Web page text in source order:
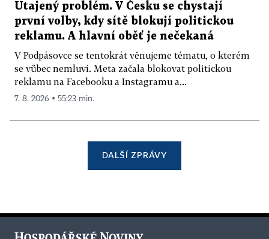
Utajený problém. V Česku se chystají
první volby, kdy sítě blokují politickou
reklamu. A hlavní oběť je nečekaná
V Podpásovce se tentokrát věnujeme tématu, o kterém
se vůbec nemluví. Meta začala blokovat politickou
reklamu na Facebooku a Instagramu a...
7. 8. 2026 ▪ 55:23 min.
DALŠÍ ZPRÁVY